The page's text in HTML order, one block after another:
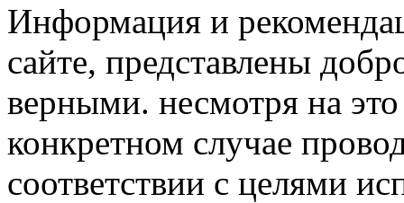
Информация и
сайте, представлены
верными. несмотря на
конкретном случае
соответствии с целями